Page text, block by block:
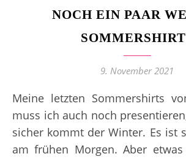
NOCH EIN PAAR
9. November 2021
Meine letzten Sommershirts von diesem Jahr
muss ich auch noch
sicher kommt der Winter. Es ist
am frühen Morgen. Aber